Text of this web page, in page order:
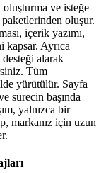
ve isteğe
oluşur.
içerik yazımı,
Ayrıca
alarak
Tüm
yürütülür. Sayfa
sürecin başında
yalnızca bir
markanız için uzun